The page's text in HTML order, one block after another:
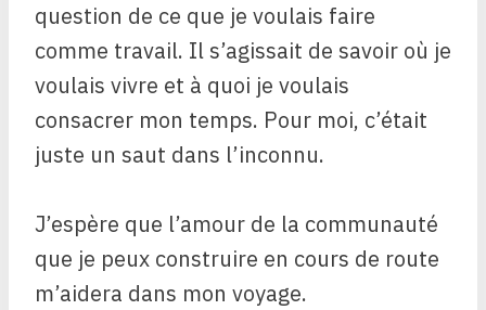
question de ce que je voulais faire
comme travail. Il s’agissait de savoir où je
voulais vivre et à quoi je voulais
consacrer mon temps. Pour moi, c’était
juste un saut dans l’inconnu.
J’espère que l’amour de la communauté
que je peux construire en cours de route
m’aidera dans mon voyage.